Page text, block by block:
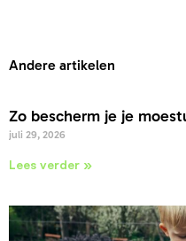
Andere artikelen
Zo bescherm je je
juli 29, 2026
Lees verder »